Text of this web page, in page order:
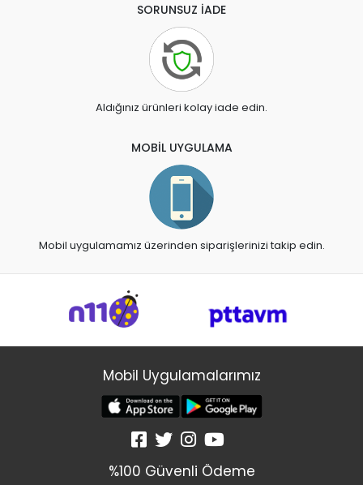
SORUNSUZ İADE
Aldığınız ürünleri kolay iade edin.
MOBİL UYGULAMA
Mobil uygulamamız üzerinden siparişlerinizi takip edin.
Mobil Uygulamalarımız
%100 Güvenli Ödeme